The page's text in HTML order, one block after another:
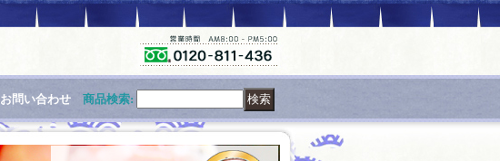
お問い合わせ 商品検索: